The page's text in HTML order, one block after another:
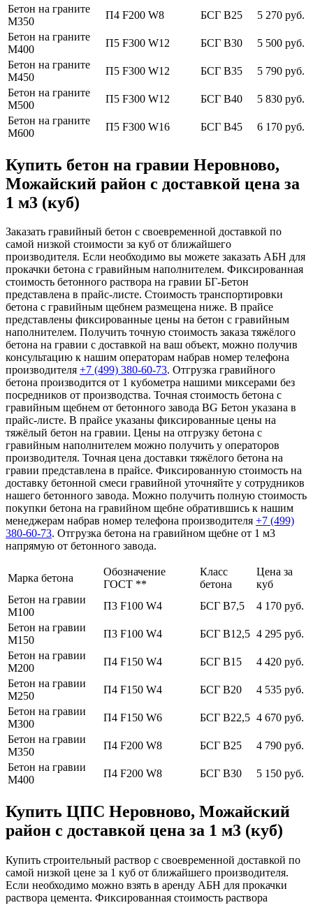
Бетон на граните
М350
П4 F200 W8 БСГ В25
5 270 руб.
Бетон на граните
М400
П5 F300 W12 БСГ В30
5 500 руб.
Бетон на граните
М450
П5 F300 W12 БСГ В35
5 790 руб.
Бетон на граните
М500
П5 F300 W12 БСГ В40
5 830 руб.
Бетон на граните
М600
П5 F300 W16 БСГ В45 6 170 руб.
Купить бетон на гравии Неровново,
Можайский район с доставкой цена за
1 м3 (куб)
Заказать гравийный бетон с своевременной доставкой по
самой низкой стоимости за куб от ближайшего
производителя. Если необходимо вы можете заказать АБН для
прокачки бетона с гравийным наполнителем. Фиксированная
стоимость бетонного раствора на гравии БГ-Бетон
представлена в прайс-листе. Стоимость транспортировки
бетона с гравийным щебнем размещена ниже. В прайсе
представлены фиксированные цены на бетон с гравийным
наполнителем. Получить точную стоимость заказа тяжёлого
бетона на гравии с доставкой на ваш объект, можно получив
консультацию к нашим операторам набрав номер телефона
производителя +7 (499) 380-60-73. Отгрузка гравийного
бетона производится от 1 кубометра нашими миксерами без
посредников от производства. Точная стоимость бетона с
гравийным щебнем от бетонного завода BG Бетон указана в
прайс-листе. В прайсе указаны фиксированные цены на
тяжёлый бетон на гравии. Цены на отгрузку бетона с
гравийным наполнителем можно получить у операторов
производителя. Точная цена доставки тяжёлого бетона на
гравии представлена в прайсе. Фиксированную стоимость на
доставку бетонной смеси гравийной уточняйте у сотрудников
нашего бетонного завода. Можно получить полную стоимость
покупки бетона на гравийном щебне обратившись к нашим
менеджерам набрав номер телефона производителя +7 (499)
380-60-73. Отгрузка бетона на гравийном щебне от 1 м3
напрямую от бетонного завода.
Марка бетона
Обозначение
ГОСТ **
Класс
бетона
Цена за
куб
Бетон на гравии
М100
П3 F100 W4 БСГ В7,5
4 170 руб.
Бетон на гравии
М150
П3 F100 W4 БСГ В12,5 4 295 руб.
Бетон на гравии
М200
П4 F150 W4 БСГ В15
4 420 руб.
Бетон на гравии
М250
П4 F150 W4 БСГ В20
4 535 руб.
Бетон на гравии
М300
П4 F150 W6 БСГ В22,5 4 670 руб.
Бетон на гравии
М350
П4 F200 W8 БСГ В25
4 790 руб.
Бетон на гравии
М400
П4 F200 W8 БСГ В30 5 150 руб.
Купить ЦПС Неровново, Можайский
район с доставкой цена за 1 м3 (куб)
Купить строительный раствор с своевременной доставкой по
самой низкой цене за 1 куб от ближайшего производителя.
Если необходимо можно взять в аренду АБН для прокачки
раствора цемента. Фиксированная стоимость раствора